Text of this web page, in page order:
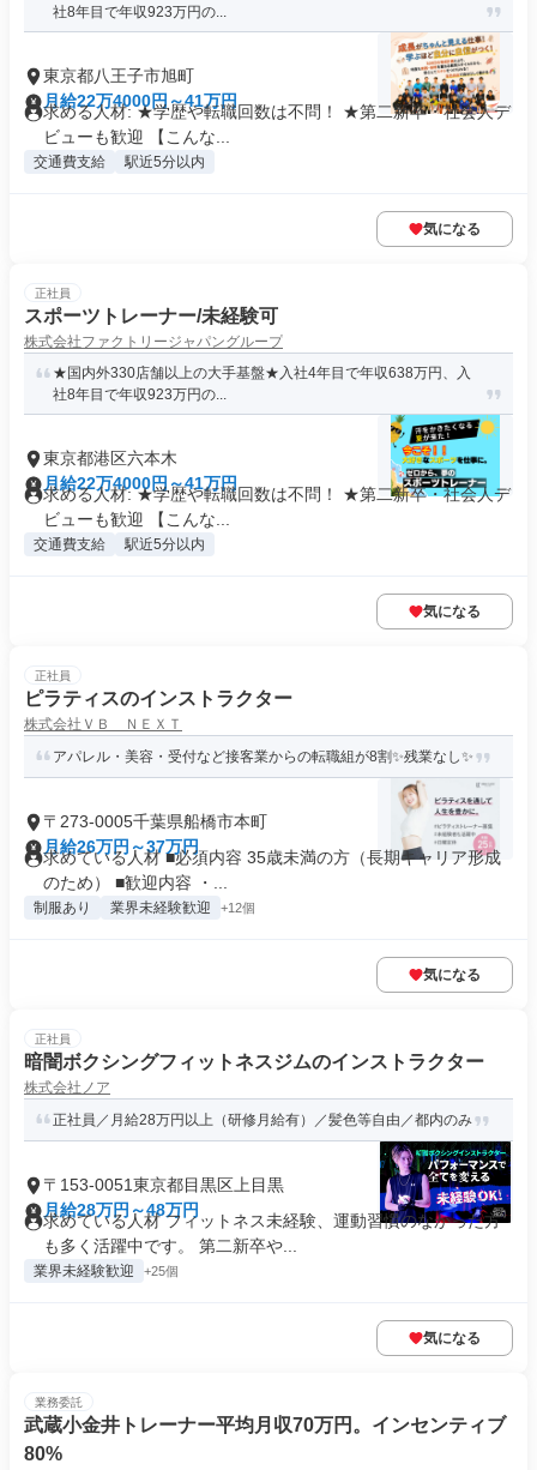
社8年目で年収923万円の...
東京都八王子市旭町
月給22万4000円～41万円
求める人材: ★学歴や転職回数は不問！ ★第二新卒・社会人デ
ビューも歓迎 【こんな...
交通費支給 駅近5分以内
気になる
正社員
スポーツトレーナー/未経験可
株式会社ファクトリージャパングループ
★国内外330店舗以上の大手基盤★入社4年目で年収638万円、入
社8年目で年収923万円の...
東京都港区六本木
月給22万4000円～41万円
求める人材: ★学歴や転職回数は不問！ ★第二新卒・社会人デ
ビューも歓迎 【こんな...
交通費支給 駅近5分以内
気になる
正社員
ピラティスのインストラクター
株式会社ＶＢ ＮＥＸＴ
アパレル・美容・受付など接客業からの転職組が8割✨残業なし✨
〒273-0005千葉県船橋市本町
月給26万円～37万円
求めている人材 ■必須内容 35歳未満の方（長期キャリア形成
のため） ■歓迎内容 ・...
制服あり 業界未経験歓迎 +12個
気になる
正社員
暗闇ボクシングフィットネスジムのインストラクター
株式会社ノア
正社員／月給28万円以上（研修月給有）／髪色等自由／都内のみ
〒153-0051東京都目黒区上目黒
月給28万円～48万円
求めている人材 フィットネス未経験、運動習慣のなかった方
も多く活躍中です。 第二新卒や...
業界未経験歓迎 +25個
気になる
業務委託
武蔵小金井トレーナー平均月収70万円。インセンティブ
80%